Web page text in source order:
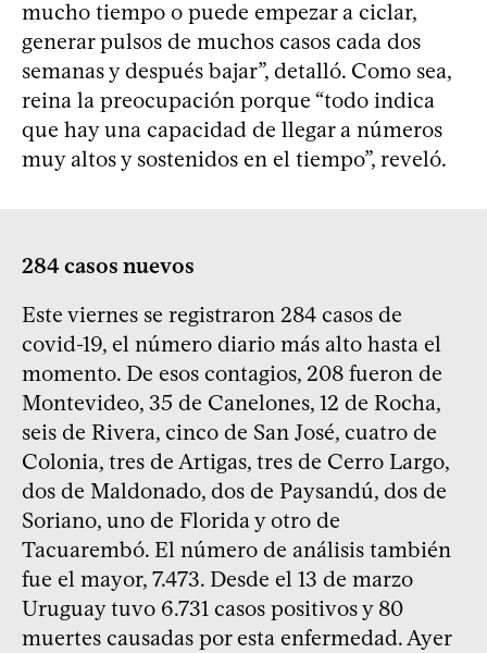
mucho tiempo o puede empezar a ciclar,
generar pulsos de muchos casos cada dos
semanas y después bajar”, detalló. Como sea,
reina la preocupación porque “todo indica
que hay una capacidad de llegar a números
muy altos y sostenidos en el tiempo”, reveló.
284 casos nuevos
Este viernes se registraron 284 casos de
covid-19, el número diario más alto hasta el
momento. De esos contagios, 208 fueron de
Montevideo, 35 de Canelones, 12 de Rocha,
seis de Rivera, cinco de San José, cuatro de
Colonia, tres de Artigas, tres de Cerro Largo,
dos de Maldonado, dos de Paysandú, dos de
Soriano, uno de Florida y otro de
Tacuarembó. El número de análisis también
fue el mayor, 7.473. Desde el 13 de marzo
Uruguay tuvo 6.731 casos positivos y 80
muertes causadas por esta enfermedad. Ayer